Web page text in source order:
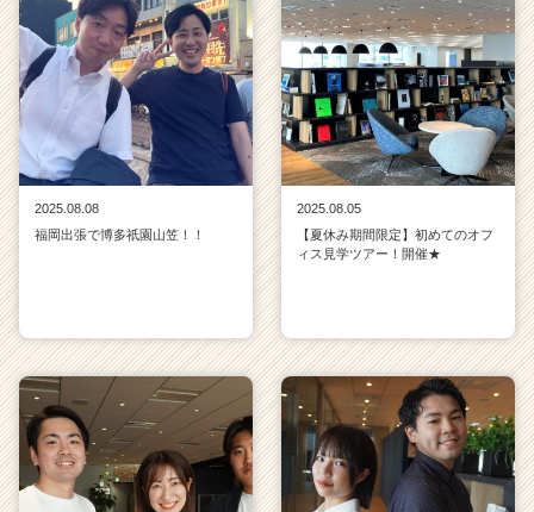
2025.08.08
福岡出張で博多祇園山笠！！
2025.08.05
【夏休み期間限定】初めてのオフ
ィス見学ツアー！開催★